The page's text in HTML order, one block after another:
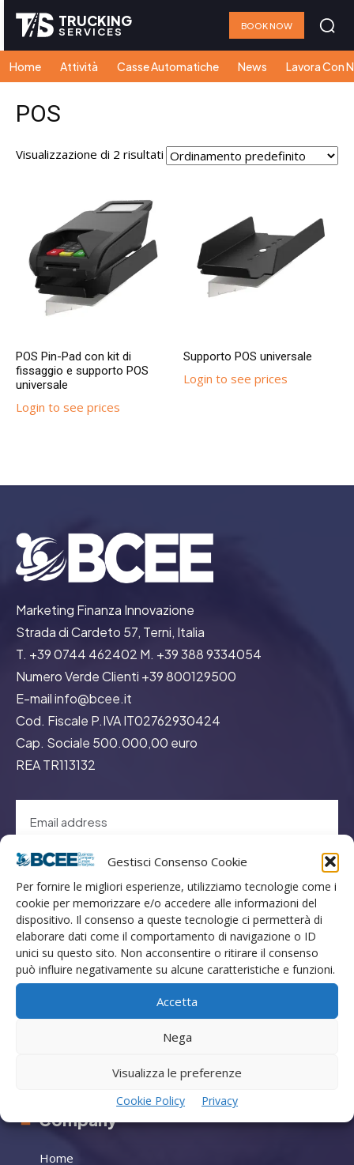
Gestisci Consenso Cookie
Per fornire le migliori esperienze, utilizziamo tecnologie come i
cookie per memorizzare e/o accedere alle informazioni del
dispositivo. Il consenso a queste tecnologie ci permetterà di
elaborare dati come il comportamento di navigazione o ID
unici su questo sito. Non acconsentire o ritirare il consenso
può influire negativamente su alcune caratteristiche e funzioni.
Accetta
Nega
Visualizza le preferenze
Cookie Policy Privacy
TRUCKING
SERVICES BOOK NOW
Home Attività Casse Automatiche News Lavora Con
POS
Visualizzazione di 2 risultati
POS Pin-Pad con kit di
fissaggio e supporto POS
universale
Login to see prices
Supporto POS universale
Login to see prices
Marketing Finanza Innovazione
Strada di Cardeto 57, Terni, Italia
T. +39 0744 462402 M. +39 388 9334054
Numero Verde Clienti +39 800129500
E-mail info@bcee.it
Cod. Fiscale P.IVA IT02762930424
Cap. Sociale 500.000,00 euro
REA TR113132
Menù
Privacy
Iscrizione Newsletter
Company
Home